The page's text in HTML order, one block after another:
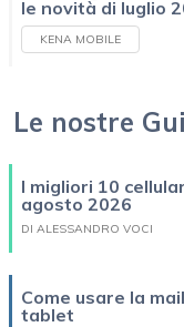
le novità di luglio
KENA MOBILE
Le nostre
I migliori 10
agosto 2026
DI ALESSANDRO VOCI
Come usare la
tablet